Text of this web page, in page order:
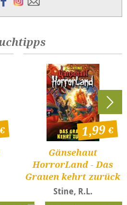
Gänsehaut
HorrorLand - Das
Grauen kehrt zurück
Stine, R.L.
1,99